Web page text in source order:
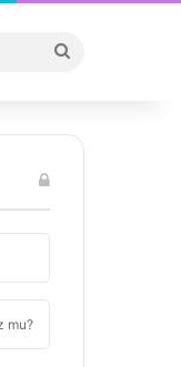
...
mu?